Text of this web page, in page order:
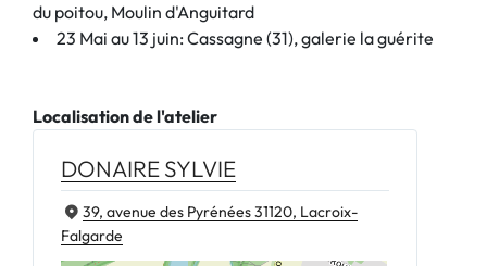
du poitou, Moulin d'Anguitard
23 Mai au 13 juin: Cassagne (31), galerie la guérite
Localisation de l'atelier
DONAIRE SYLVIE
39, avenue des Pyrénées 31120, Lacroix-
Falgarde